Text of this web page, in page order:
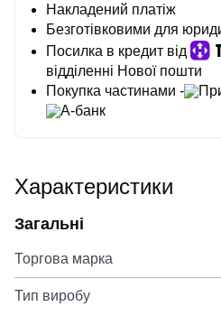
Накладений платіж
Безготівковими для
Посилка в кредит від
відділенні Нової пошти
Покупка частинами -
А-банк
Характеристики
Загальні
Торгова марка
Тип виробу